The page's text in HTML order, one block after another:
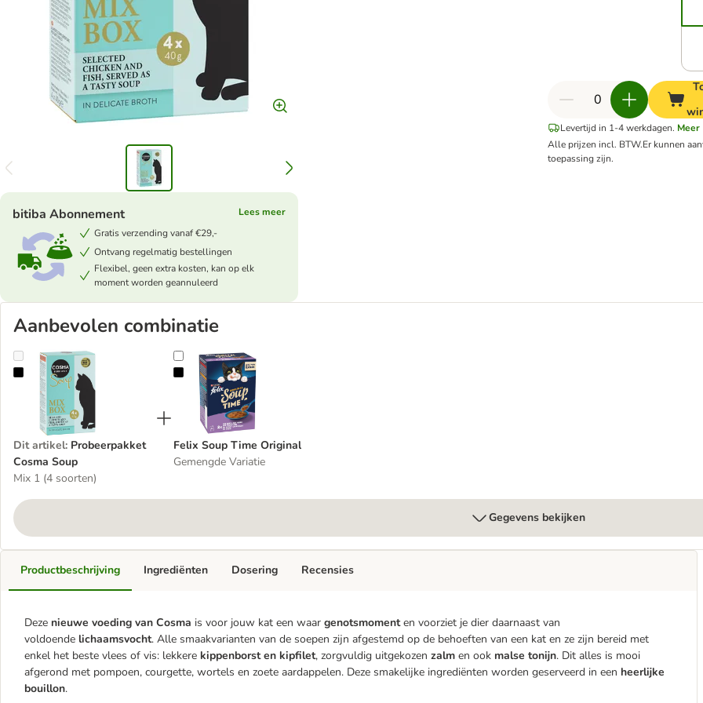
bitiba Abonnement
Lees meer
Gratis verzending vanaf €29,-
Ontvang regelmatig bestellingen
Flexibel, geen extra kosten, kan op elk
moment worden geannuleerd
Levertijd in 1-4 werkdagen. Meer
Alle prijzen incl. BTW.Er kunnen
toepassing zijn.
Aanbevolen combinatie
Probeerpakket Cosma Soup
Dit artikel: Probeerpakket
Cosma Soup
Mix 1 (4 soorten)
Felix Soup Time Original
Felix Soup Time Original
Gemengde Variatie
Gegevens bekijken
Productbeschrijving
Deze nieuwe voeding van Cosma is voor jouw kat een waar genotsmomenten voorziet je dier daarnaast van
voldoende lichaamsvocht. Alle smaakvarianten van de soepen zijn afgestemd op de behoeften van een kat en ze zijn bereid met
enkel het beste vlees of vis: lekkere kippenborst en kipfilet, zorgvuldig uitgekozen zalm en ook malse tonijn. Dit alles is mooi
afgerond met pompoen, courgette, wortels en zoete aardappelen. Deze smakelijke ingrediënten worden geserveerd in een heerlijke
bouillon.
Ingrediënten Dosering Recensies